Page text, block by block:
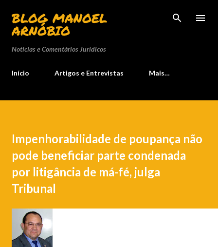
Pular para o conteúdo principal
BLOG MANOEL
ARNÓBIO
Notícias e Comentários Jurídicos
Início Artigos e Entrevistas Mais…
Impenhorabilidade de poupança não
pode beneficiar parte condenada
por litigância de má-fé, julga
Tribunal